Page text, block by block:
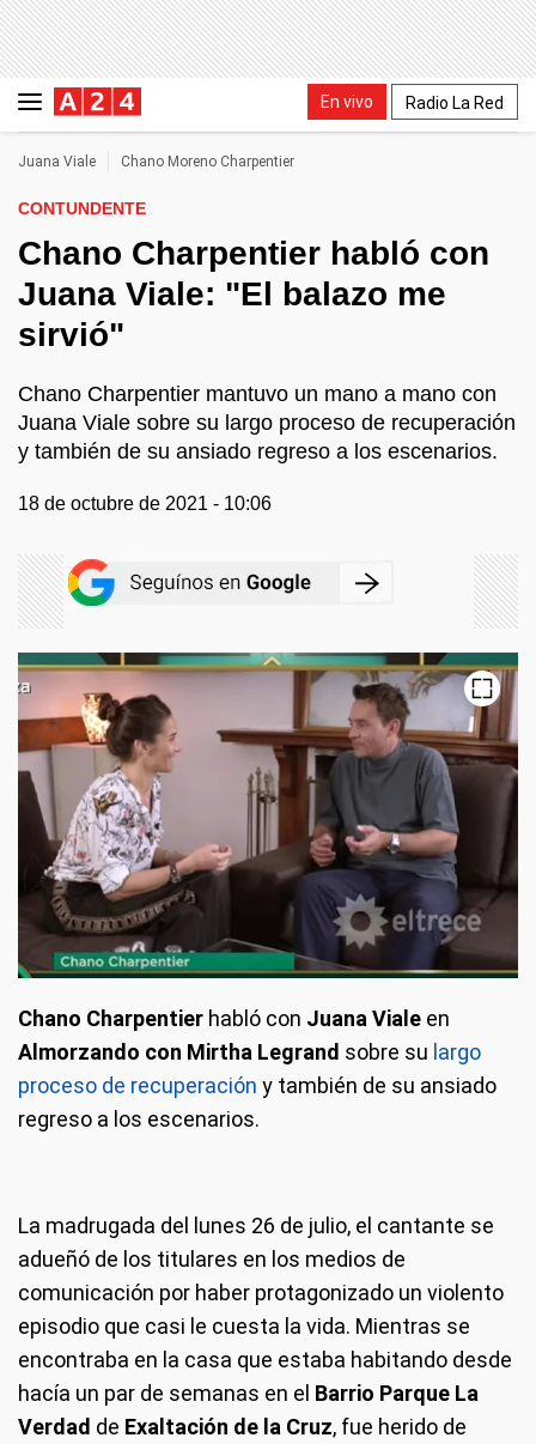
En vivo Radio La Red
Juana Viale Chano Moreno Charpentier
CONTUNDENTE
Chano Charpentier habló con
Juana Viale: "El balazo me
sirvió"
Chano Charpentier mantuvo un mano a mano con
Juana Viale sobre su largo proceso de recuperación
y también de su ansiado regreso a los escenarios.
18 de octubre de 2021 - 10:06
Chano Charpentier habló con Juana Viale en
Almorzando con Mirtha Legrand sobre su largo
proceso de recuperación y también de su ansiado
regreso a los escenarios.
La madrugada del lunes 26 de julio, el cantante se
adueñó de los titulares en los medios de
comunicación por haber protagonizado un violento
episodio que casi le cuesta la vida. Mientras se
encontraba en la casa que estaba habitando desde
hacía un par de semanas en el Barrio Parque La
Verdad de Exaltación de la Cruz, fue herido de